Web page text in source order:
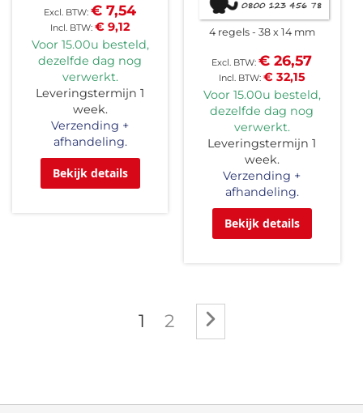
€ 9,12
€ 7,54
Voor 15.00u besteld,
dezelfde dag nog
verwerkt.
Leveringstermijn 1
week.
Verzending +
afhandeling.
Bekijk details
4 regels 38 x 14 mm
€ 32,15
€ 26,57
Voor 15.00u besteld,
dezelfde dag nog
verwerkt.
Leveringstermijn 1
week.
Verzending +
afhandeling.
Bekijk details
Pagina
U lees momenteel
1 Pagina
2